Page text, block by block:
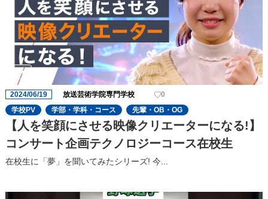
2024/06/19 放送芸術学院専門学校
0
学校PV
学部・学科・コース 先輩・OB・OG
【人を笑顔にさせる映像クリエーターになる!】
コンサート企画テクノロジーコース在校生
在校生に「夢」を聞いてみたシリーズ! 今...